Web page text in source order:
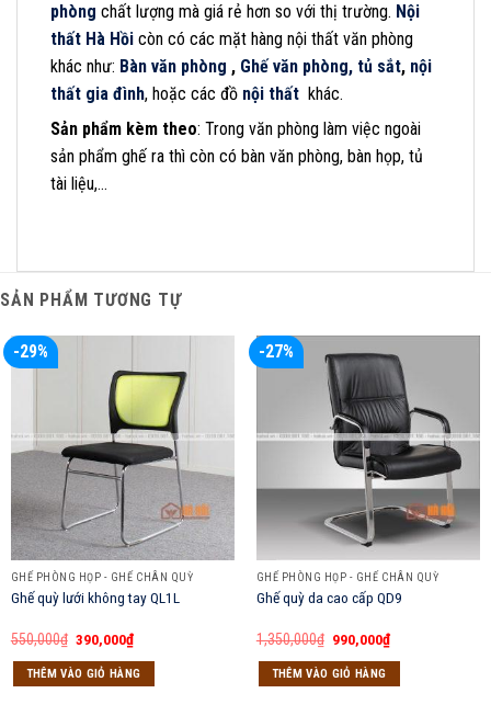
phòng chất lượng mà giá rẻ hơn so với thị trường. Nội
thất Hà Hồi còn có các mặt hàng nội thất văn phòng
khác như: Bàn văn phòng , Ghế văn phòng, tủ sắt, nội
thất gia đình, hoặc các đồ nội thất khác.
Sản phẩm kèm theo: Trong văn phòng làm việc ngoài
sản phẩm ghế ra thì còn có bàn văn phòng, bàn họp, tủ
tài liệu,…
SẢN PHẨM TƯƠNG TỰ
-29%
GHẾ PHÒNG HỌP - GHẾ CHÂN QUỲ
Ghế quỳ lưới không tay QL1L
550,000₫ Giá
là:
550,000₫.
390,000₫Giá
hiện
tại
là:
THÊM VÀO GIỎ HÀNG
-27%
GHẾ PHÒNG HỌP - GHẾ CHÂN QUỲ
Ghế quỳ da cao cấp QD9
1,350,000₫ Giá
là:
1,350,000₫.
990,000₫Giá
hiện
tại
THÊM VÀO GIỎ HÀNG